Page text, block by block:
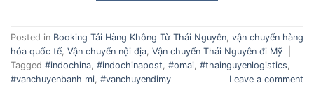
Posted in Booking Tải Hàng Không Từ Thái Nguyên, vận chuyển hàng
hóa quốc tế, Vận chuyển nội địa, Vận chuyển Thái Nguyên đi Mỹ
Tagged #indochina, #indochinapost, #omai, #thainguyenlogistics,
#vanchuyenbanh mi, #vanchuyendimy Leave a comment